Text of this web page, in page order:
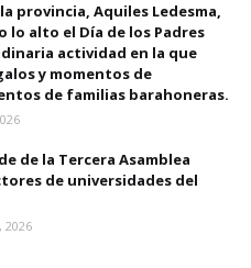
provincia, Aquiles Ledesma,
lo alto el Día de los Padres
actividad en la que
y momentos de
de familias barahoneras.
de la Tercera Asamblea
de universidades del
2026